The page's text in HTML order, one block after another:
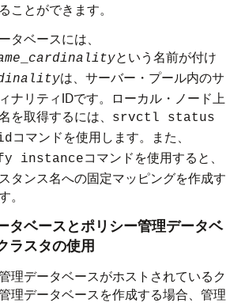
ことができます。
タベースには、
cardinalityという名前が付け
は、サーバー・プール内のサ
ナリティIDです。ローカル・ノード上
を取得するには、
srvctl status
コマンドを使用します。また、
instanceコマンドを使用すると、
タンス名への固定マッピングを作成す
。
タベースとポリシー管理データベ
ラスタの使用
理データベースがホストされているク
理データベースを作成する場合、管理